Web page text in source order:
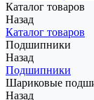
Каталог товаров
Назад
Каталог товаров
Подшипники
Назад
Подшипники
Шариковые
Назад